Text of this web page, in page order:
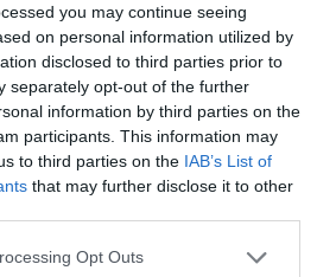
you may continue seeing
on personal information utilized by
disclosed to third parties prior to
separately opt-out of the further
information by third parties on the
participants. This information may
to third parties on the IAB’s List of
that may further disclose it to other
Opt Outs
puso a FEDIFAR a disposición de
aragonesas como interlocutor
de gama completa, al
que “los mayoristas
en esta comunidad
con las autoridades
como lo han hecho hasta ahora,
Sobre este particular, la